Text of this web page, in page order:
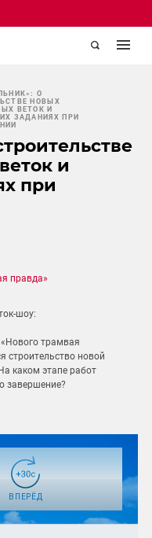
О
НОВЫХ
ВЕТОК И
ЗАДАНИЯХ ПРИ
и
при
правда»
шоу:
трамвая
строительство новой
каком этапе работ
завершение?